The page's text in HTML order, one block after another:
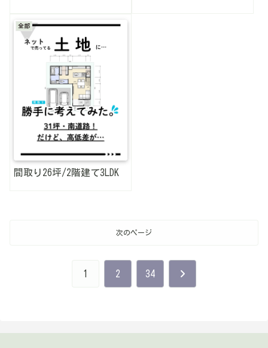
全部
間取り26坪/2階建て3LDK
次のページ
1 2 34 次